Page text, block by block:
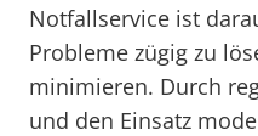
Notfallservice ist
Probleme zügig zu
minimieren. Durch
und den Einsatz